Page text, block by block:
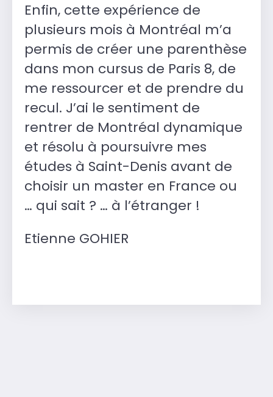
Enfin, cette expérience de
plusieurs mois à Montréal m’a
permis de créer une parenthèse
dans mon cursus de Paris 8, de
me ressourcer et de prendre du
recul. J’ai le sentiment de
rentrer de Montréal dynamique
et résolu à poursuivre mes
études à Saint-Denis avant de
choisir un master en France ou
… qui sait ? … à l’étranger !
Etienne GOHIER